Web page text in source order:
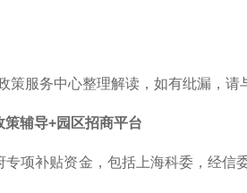
策服务中心整理解读，如有纰漏，请
策辅导+园区招商平台
专项补贴资金，包括上海科委，经信